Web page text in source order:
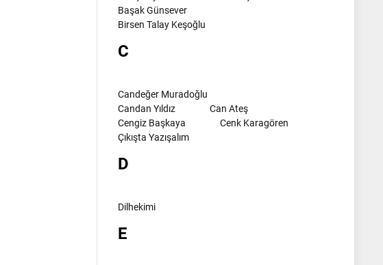
Başak Günsever
Birsen Talay Keşoğlu
C
Candeğer Muradoğlu
Candan Yıldız
Can Ateş
Cengiz Başkaya
Cenk Karagören
Çıkışta Yazışalım
D
Dilhekimi
E